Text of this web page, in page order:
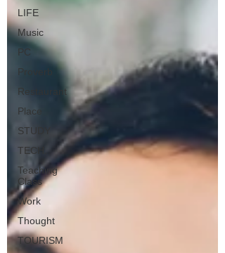
LIFE
Music
PC
Proverb
Restaurant
Place
STUDY
TECH.
Teaching
Class
Work
Thought
TOURISM